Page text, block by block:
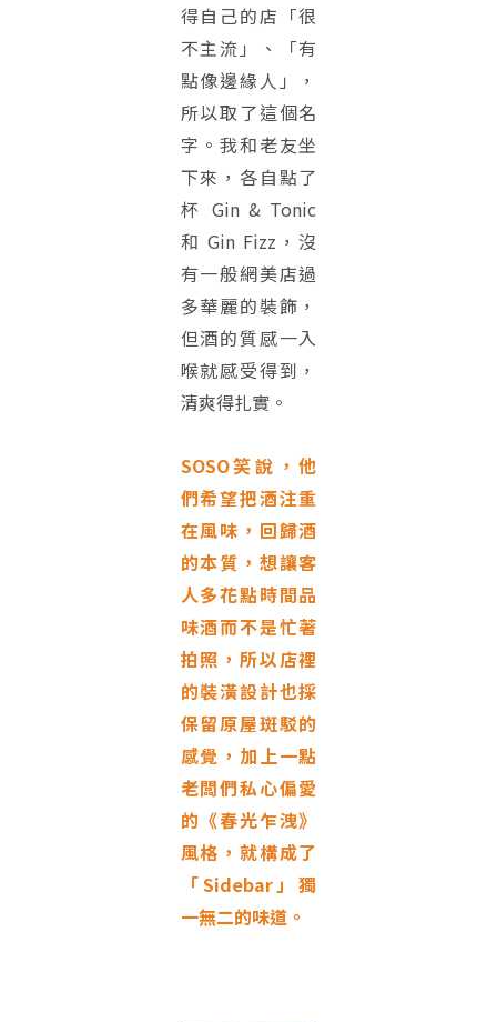
得自己的店「很
不主流」、「有
點像邊緣人」，
所以取了這個名
字。我和老友坐
下來，各自點了
杯 Gin & Tonic
和 Gin Fizz，沒
有一般網美店過
多華麗的裝飾，
但酒的質感一入
喉就感受得到，
清爽得扎實。
SOSO笑說，他
們希望把酒注重
在風味，回歸酒
的本質，想讓客
人多花點時間品
味酒而不是忙著
拍照，所以店裡
的裝潢設計也採
保留原屋斑駁的
感覺，加上一點
老闆們私心偏愛
的《春光乍洩》
風格，就構成了
「Sidebar」獨
一無二的味道。